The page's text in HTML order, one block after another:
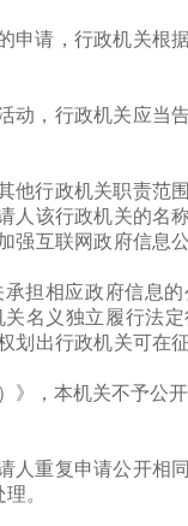
请，行政机关根
动，行政机关应当
行政机关职责范
该行政机关的名
互联网政府信息
担相应政府信息
名义独立履行法
出行政机关可在
，本机关不予公
重复申请公开相
。